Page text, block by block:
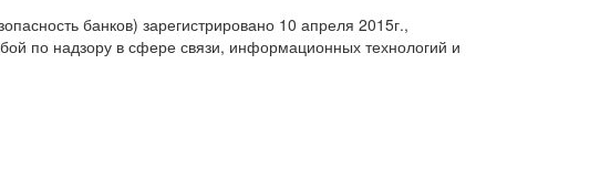
банков) зарегистрировано 10 апреля 2015г.,
по надзору в сфере связи, информационных технологий и